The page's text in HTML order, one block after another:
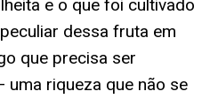
e o que foi cultivado
dessa fruta em
que precisa ser
riqueza que não se